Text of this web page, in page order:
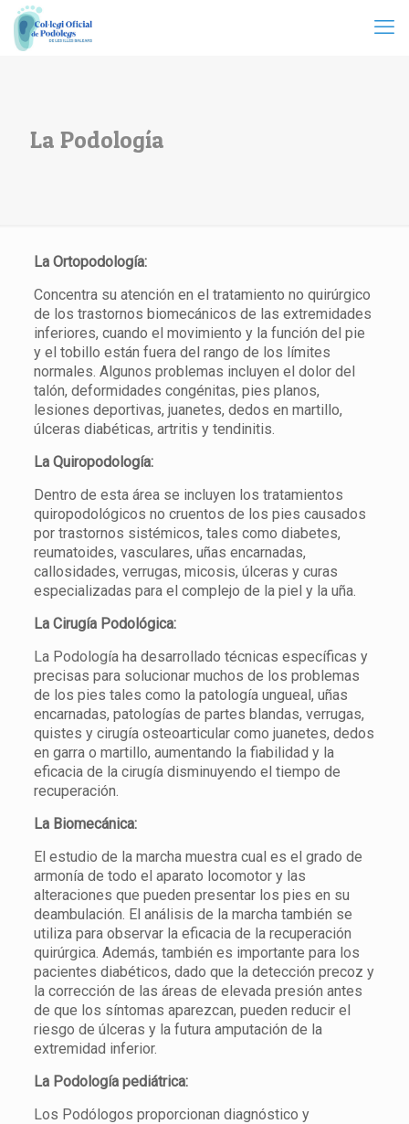
La Podología
La Ortopodología:
Concentra su atención en el tratamiento no quirúrgico
de los trastornos biomecánicos de las extremidades
inferiores, cuando el movimiento y la función del pie
y el tobillo están fuera del rango de los límites
normales. Algunos problemas incluyen el dolor del
talón, deformidades congénitas, pies planos,
lesiones deportivas, juanetes, dedos en martillo,
úlceras diabéticas, artritis y tendinitis.
La Quiropodología:
Dentro de esta área se incluyen los tratamientos
quiropodológicos no cruentos de los pies causados
por trastornos sistémicos, tales como diabetes,
reumatoides, vasculares, uñas encarnadas,
callosidades, verrugas, micosis, úlceras y curas
especializadas para el complejo de la piel y la uña.
La Cirugía Podológica:
La Podología ha desarrollado técnicas específicas y
precisas para solucionar muchos de los problemas
de los pies tales como la patología ungueal, uñas
encarnadas, patologías de partes blandas, verrugas,
quistes y cirugía osteoarticular como juanetes, dedos
en garra o martillo, aumentando la fiabilidad y la
eficacia de la cirugía disminuyendo el tiempo de
recuperación.
La Biomecánica:
El estudio de la marcha muestra cual es el grado de
armonía de todo el aparato locomotor y las
alteraciones que pueden presentar los pies en su
deambulación. El análisis de la marcha también se
utiliza para observar la eficacia de la recuperación
quirúrgica. Además, también es importante para los
pacientes diabéticos, dado que la detección precoz y
la corrección de las áreas de elevada presión antes
de que los síntomas aparezcan, pueden reducir el
riesgo de úlceras y la futura amputación de la
extremidad inferior.
La Podología pediátrica:
Los Podólogos proporcionan diagnóstico y